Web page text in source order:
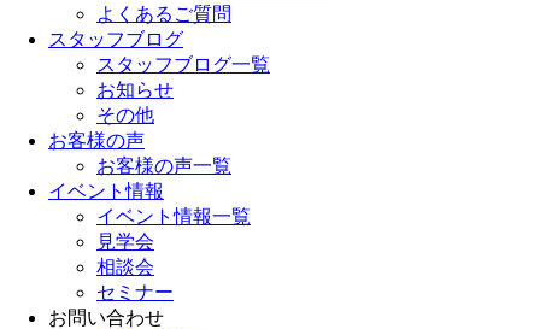
よくあるご質問
スタッフブログ
スタッフブログ一覧
お知らせ
その他
お客様の声
お客様の声一覧
イベント情報
イベント情報一覧
見学会
相談会
セミナー
お問い合わせ